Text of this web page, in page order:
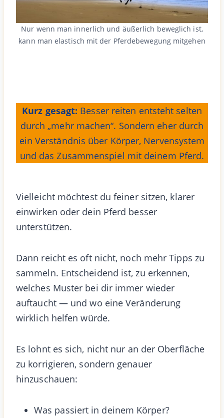
Nur wenn man innerlich und äußerlich beweglich ist,
kann man elastisch mit der Pferdebewegung mitgehen
Kurz gesagt: Besser reiten entsteht selten
durch „mehr machen“. Sondern eher durch
ein Verständnis über Körper, Nervensystem
und das Zusammenspiel mit deinem Pferd.
Vielleicht möchtest du feiner sitzen, klarer
einwirken oder dein Pferd besser
unterstützen.
Dann reicht es oft nicht, noch mehr Tipps zu
sammeln. Entscheidend ist, zu erkennen,
welches Muster bei dir immer wieder
auftaucht — und wo eine Veränderung
wirklich helfen würde.
Es lohnt es sich, nicht nur an der Oberfläche
zu korrigieren, sondern genauer
hinzuschauen:
Was passiert in deinem Körper?